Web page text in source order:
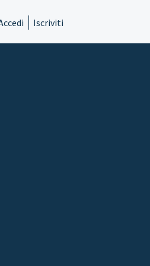
Iscriviti